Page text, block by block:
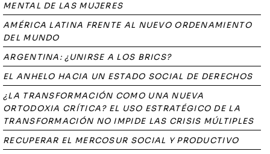
MENTAL DE LAS MUJERES
AMÉRICA LATINA FRENTE AL NUEVO ORDENAMIENTO
DEL MUNDO
ARGENTINA: ¿UNIRSE A LOS BRICS?
EL ANHELO HACIA UN ESTADO SOCIAL DE DERECHOS
¿LA TRANSFORMACIÓN COMO UNA NUEVA
ORTODOXIA CRÍTICA? EL USO ESTRATÉGICO DE LA
TRANSFORMACIÓN NO IMPIDE LAS CRISIS MÚLTIPLES
RECUPERAR EL MERCOSUR SOCIAL Y PRODUCTIVO